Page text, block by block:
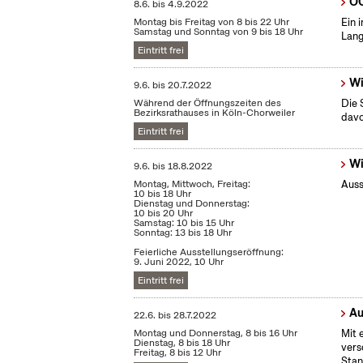
8.6. bis4.9.2022
Montag bis Freitag von 8 bis 22 Uhr
Samstag und Sonntag von 9 bis 18 Uhr
Eintritt frei
Ein
9.6. bis20.7.2022
Während der Öffnungszeiten des
Bezirksrathauses in Köln-Chorweiler
Eintritt frei
Die
9.6. bis18.8.2022
Montag, Mittwoch, Freitag:
10 bis 18 Uhr
Dienstag und Donnerstag:
10 bis 20 Uhr
Samstag: 10 bis 15 Uhr
Sonntag: 13 bis 18 Uhr
Feierliche Ausstellungseröffnung:
9. Juni 2022, 10 Uhr
Eintritt frei
22.6. bis28.7.2022
Montag und Donnerstag, 8 bis 16 Uhr
Dienstag, 8 bis 18 Uhr
Freitag, 8 bis 12 Uhr
Mit